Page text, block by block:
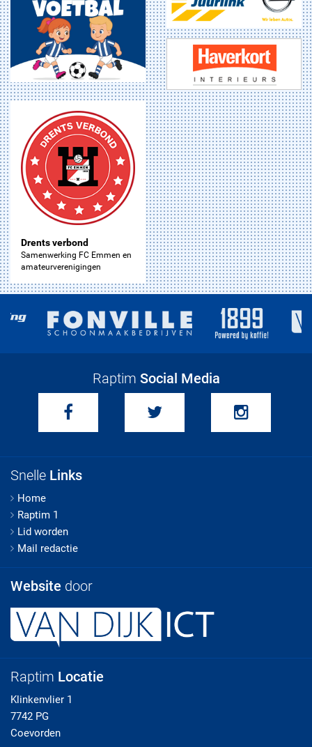
Drents verbond
Samenwerking FC Emmen en
amateurverenigingen
Raptim Social Media
Snelle Links
Home
Raptim 1
Lid worden
Mail redactie
Website door
Raptim Locatie
Klinkenvlier 1
7742 PG
Coevorden